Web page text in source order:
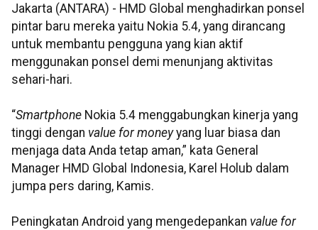
Jakarta (ANTARA) - HMD Global menghadirkan ponsel
pintar baru mereka yaitu Nokia 5.4, yang dirancang
untuk membantu pengguna yang kian aktif
menggunakan ponsel demi menunjang aktivitas
sehari-hari.
“Smartphone Nokia 5.4 menggabungkan kinerja yang
tinggi dengan value for moneyyang luar biasa dan
menjaga data Anda tetap aman,” kata General
Manager HMD Global Indonesia, Karel Holub dalam
jumpa pers daring, Kamis.
Peningkatan Android yang mengedepankan value for